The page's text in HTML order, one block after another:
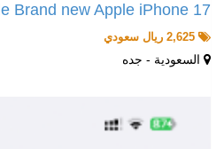
Brand new Apple iPhone 17
السعودية - جده